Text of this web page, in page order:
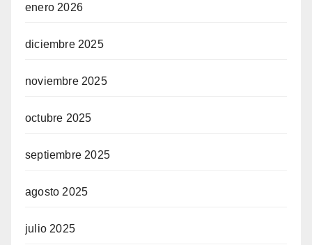
enero 2026
diciembre 2025
noviembre 2025
octubre 2025
septiembre 2025
agosto 2025
julio 2025